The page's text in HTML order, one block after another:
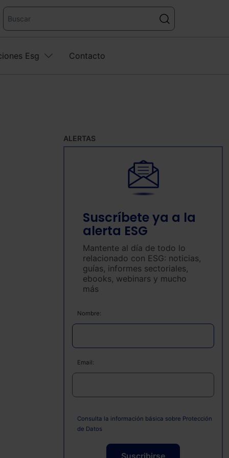
Esg Contacto
ALERTAS
Suscríbete ya a la
alerta ESG
Mantente al día de todo lo
relacionado con ESG: noticias,
guías, informes sectoriales,
ebooks, webinars y mucho
más
Nombre:
Email:
Consulta la información básica sobre Protección
de Datos